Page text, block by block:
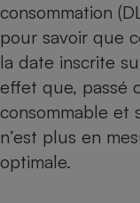
consommation
pour savoir que
la date inscrite
effet que, passé
consommable et
n’est plus en
optimale.